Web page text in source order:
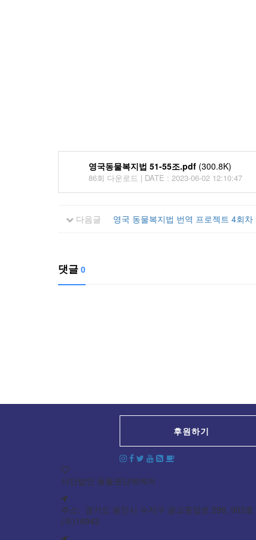
영국동물복지법 51-55조.pdf (300.8K)
86회 다운로드 | DATE : 2023-06-02 12:10:47
다음글 영국 동물복지법 번역 프로젝트 4회
댓글 0
후원하기
사단법인 동물권단체케어
주소: 경기도 용인시 수지구 광교중앙로 298, 903호
(우)16943